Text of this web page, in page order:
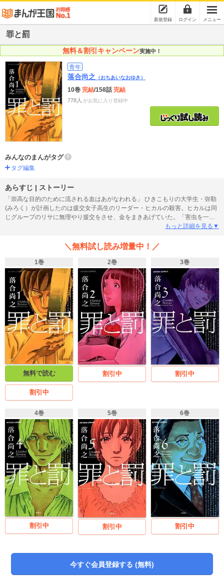
新規登録 ログイン メニュー
罪と罰
無料＆割引キャンペーン実施中！
青年
落合尚之 （おちあいなおゆき）
10巻 完結/158話完結
778人 がお気に入り登録中
みんなのまんがタグ
タグ編集
あらすじ | ストーリー
「崇高な目的のために流される血はあがなわれる」 ひきこもりの大学生・弥勒
(みろく）が計画したのは援交女子高生のリーダー・ヒカルの殺害。ヒカルは同
じグループのリサに無理やり援交をさせ、金をまきあげていた。「害虫を一匹
取り除く、むしろ世の中のためだ……！」だけどそれは終わりのない地獄の始
に、現代の少年少女たちの抱える闇に迫る問題作。
もっと詳細を見る▼
＼無料試し読み増量中！／
1巻
無料で読む
割引中
2巻
割引中
3巻
割引中
4巻
割引中
5巻
割引中
6巻
割引中
今すぐ会員登録する (無料)